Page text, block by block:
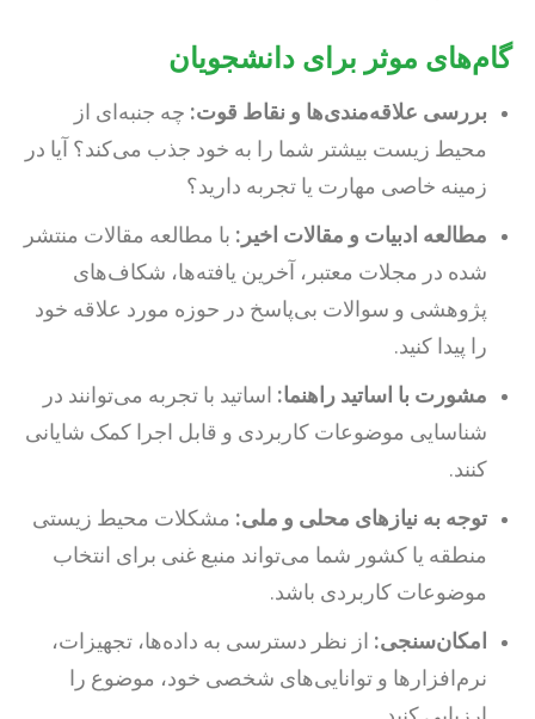
گام‌های موثر برای دانشجویان
بررسی علاقه‌مندی‌ها و نقاط قوت: چه جنبه‌ای از
محیط زیست بیشتر شما را به خود جذب می‌کند؟ آیا در
زمینه خاصی مهارت یا تجربه دارید؟
مطالعه ادبیات و مقالات اخیر: با مطالعه مقالات منتشر
شده در مجلات معتبر، آخرین یافته‌ها، شکاف‌های
پژوهشی و سوالات بی‌پاسخ در حوزه مورد علاقه خود
را پیدا کنید.
مشورت با اساتید راهنما: اساتید با تجربه می‌توانند در
شناسایی موضوعات کاربردی و قابل اجرا کمک شایانی
کنند.
توجه به نیازهای محلی و ملی: مشکلات محیط زیستی
منطقه یا کشور شما می‌تواند منبع غنی برای انتخاب
موضوعات کاربردی باشد.
امکان‌سنجی: از نظر دسترسی به داده‌ها، تجهیزات،
نرم‌افزارها و توانایی‌های شخصی خود، موضوع را